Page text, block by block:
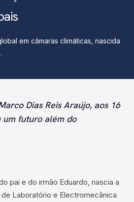
em câmaras climáticas, nascida
Dias Reis Araújo, aos 16
um futuro além do
pai e do irmão Eduardo, nascia a
Laboratório e Electromecânica